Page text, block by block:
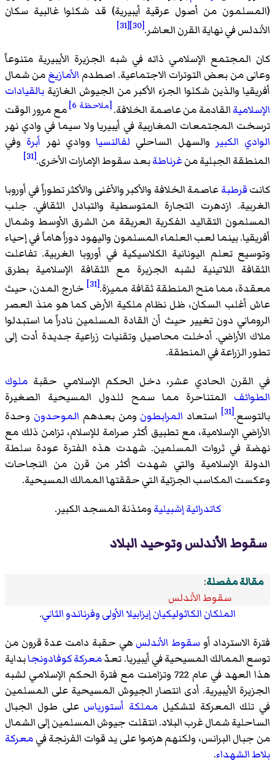
(المسلمون من أصول عرقية أيبيرية) قد شكلوا غالبية سكان
الأندلس في نهاية القرن العاشر.[30]
[31]
كان المجتمع الإسلامي ذاته في شبه الجزيرة الأيبيرية متنوعاً
وعانى من بعض التوترات الاجتماعية. اصطدم الأمازيغمن شمال
أفريقيا والذين شكلوا الجزء الأكبر من الجيوش الغازية بالقيادات
الإسلاميةالقادمة من عاصمة الخلافة.[ملاحظة 6]
مع مرور الوقت
ترسخت المجتمعات المغاربية في أيبيريا ولا سيما في وادي نهر
الوادي الكبير والسهل الساحلي لفالنسيا ووادي نهر أبرة وفي
المنطقة الجبلية منغرناطةبعد سقوط الإمارات الأخرى.[31]
كانتقرطبةعاصمة الخلافة والأكبر والأغنى والأكثر تطوراً في أوروبا
الغربية. ازدهرت التجارة المتوسطية والتبادل الثقافي. جلب
المسلمون التقاليد الفكرية العريقة من الشرق الأوسط وشمال
أفريقيا. بينما لعب العلماء المسلمون واليهود دوراً هاماً في إحياء
وتوسيع تعلم اليونانية الكلاسيكية في أوروبا الغربية. تفاعلت
الثقافة اللاتينية لشبه الجزيرة مع الثقافة الإسلامية بطرق
معقدة، مما منح المنطقة ثقافة مميزة.[31]
خارج المدن، حيث
عاش أغلب السكان، ظل نظام ملكية الأرض كما هو منذ العصر
الروماني دون تغيير حيث أن القادة المسلمين نادراً ما استبدلوا
ملاك الأراضي. أدخلت محاصيل وتقنيات زراعية جديدة أدت إلى
تطور الزراعة في المنطقة.
في القرن الحادي عشر، دخل الحكم الإسلامي حقبة ملوك
الطوائف المتناحرة مما سمح للدول المسيحية الصغيرة
بالتوسع.[31] استعاد المرابطون ومن بعدهم الموحدون وحدة
الأراضي الإسلامية، مع تطبيق أكثر صرامة للإسلام، تزامن ذلك مع
نهضة في ثروات المسلمين. شهدت هذه الفترة عودة سلطة
الدولة الإسلامية والتي شهدت أكثر من قرن من النجاحات
وعكست المكاسب الجزئية التي حققتها الممالك المسيحية.
كاتدرائية إشبيليةومئذنة المسجد الكبير.
سقوط الأندلس وتوحيد البلاد
مقالة مفصلة:
سقوط الأندلس
الملكان الكاثوليكيانإيزابيلا الأولىوفرناندو الثاني.
فترة الاسترداد أوسقوط الأندلس هي حقبة دامت عدة قرون من
توسع الممالك المسيحية في أيبيريا. تعدّمعركة كوفادونجابداية
هذا العهد في عام 722 وتزامنت مع فترة الحكم الإسلامي لشبه
الجزيرة الأيبيرية. أدى انتصار الجيوش المسيحية على المسلمين
في تلك المعركة لتشكيل مملكة أستورياس على طول الجبال
الساحلية شمال غرب البلاد. انتقلت جيوش المسلمين إلى الشمال
من جبال البرانس، ولكنهم هزموا على يد قوات الفرنجة فيمعركة
بلاط الشهداء.